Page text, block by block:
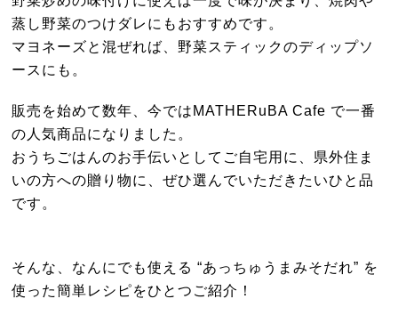
蒸し野菜のつけダレにもおすすめです。
マヨネーズと混ぜれば、野菜スティックのディップソ
ースにも。
販売を始めて数年、今ではMATHERuBA Cafe で一番
の人気商品になりました。
おうちごはんのお手伝いとしてご自宅用に、県外住ま
いの方への贈り物に、ぜひ選んでいただきたいひと品
です。
そんな、なんにでも使える “あっちゅうまみそだれ” を
使った簡単レシピをひとつご紹介！